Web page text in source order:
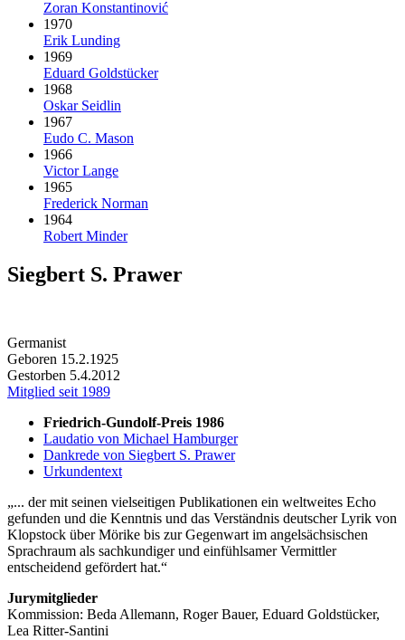
Zoran Konstantinović
1970
Erik Lunding
1969
Eduard Goldstücker
1968
Oskar Seidlin
1967
Eudo C. Mason
1966
Victor Lange
1965
Frederick Norman
1964
Robert Minder
Siegbert S. Prawer
Germanist
Geboren 15.2.1925
Gestorben 5.4.2012
Mitglied seit 1989
Friedrich-Gundolf-Preis 1986
Laudatio von Michael Hamburger
Dankrede von Siegbert S. Prawer
Urkundentext
... der mit seinen vielseitigen Publikationen ein weltweites Echo
gefunden und die Kenntnis und das Verständnis deutscher Lyrik von
Klopstock über Mörike bis zur Gegenwart im angelsächsischen
Sprachraum als sachkundiger und einfühlsamer Vermittler
entscheidend gefördert hat.
Jurymitglieder
Kommission: Beda Allemann, Roger Bauer, Eduard Goldstücker,
Lea Ritter-Santini